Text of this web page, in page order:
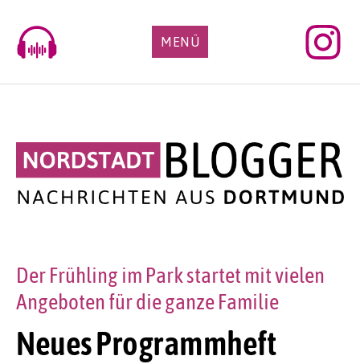
content
MENÜ
Neues Programmheft
Der Frühling im Park startet mit vielen
Angeboten für die ganze Familie